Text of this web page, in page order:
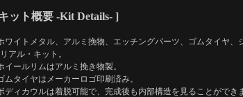
ット概要 -Kit Details- ]
ワイトメタル、アルミ挽物、エッチングパーツ、ゴムタイヤ
アル・キット。
イールリムはアルミ挽き物製。
ムタイヤはメーカーロゴ印刷済み。
ディカウルは着脱可能で、完成後も内部構造を見ることができ